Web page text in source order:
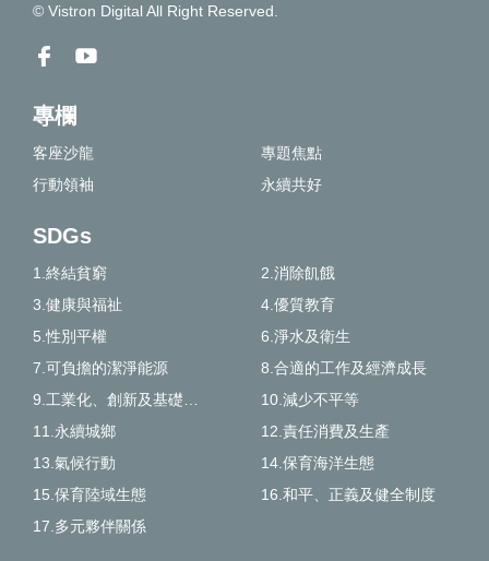
© Vistron Digital All Right Reserved.
專欄
客座沙龍
專題焦點
行動領袖
永續共好
SDGs
1.終結貧窮
2.消除飢餓
3.健康與福祉
4.優質教育
5.性別平權
6.淨水及衛生
7.可負擔的潔淨能源
8.合適的工作及經濟成長
10.減少不平等
11.永續城鄉
12.責任消費及生產
13.氣候行動
14.保育海洋生態
15.保育陸域生態
16.和平、正義及健全制度
17.多元夥伴關係